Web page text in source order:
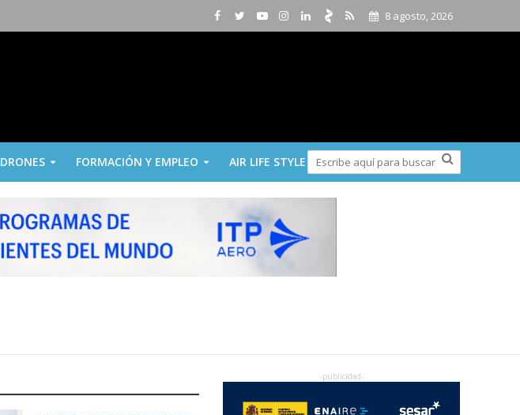
8 agosto, 2026
DRONES FORMACIÓN Y EMPLEO AIR LIFE STYLE